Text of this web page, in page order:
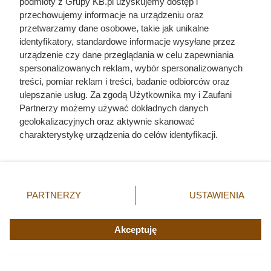
Doprowadził do śmierci większej
przechowujemy informacje na urządzeniu oraz
przetwarzamy dane osobowe, takie jak unikalne
identyfikatory, standardowe informacje wysyłane przez
urządzenie czy dane przeglądania w celu zapewniania
spersonalizowanych reklam, wybór spersonalizowanych
treści, pomiar reklam i treści, badanie odbiorców oraz
ulepszanie usług. Za zgodą Użytkownika my i Zaufani
Partnerzy możemy używać dokładnych danych
geolokalizacyjnych oraz aktywnie skanować
charakterystykę urządzenia do celów identyfikacji.
zmienić/wycofać klikając przycisk ustawień prywatności
znajdujący się w lewym dolnym rogu strony. Niektóre
użytkownika, ale masz prawo sprzeciwić się takiemu
przetwarzaniu. Preferencje będą miały zastosowania tylko
PARTNERZY USTAWIENIA
Akceptuję